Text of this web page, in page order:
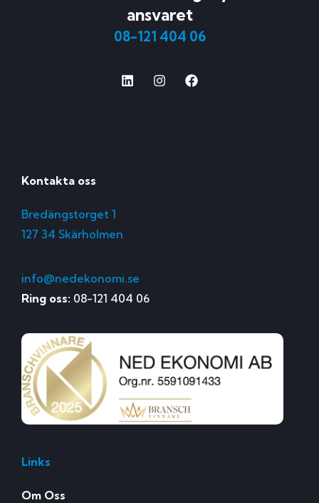
ansvaret
08-121 404 06
Kontakta oss
Bredängstorget 1
127 34 Skärholmen
info@nedekonomi.se
Ring oss: 08-121 404 06
Links
Om Oss